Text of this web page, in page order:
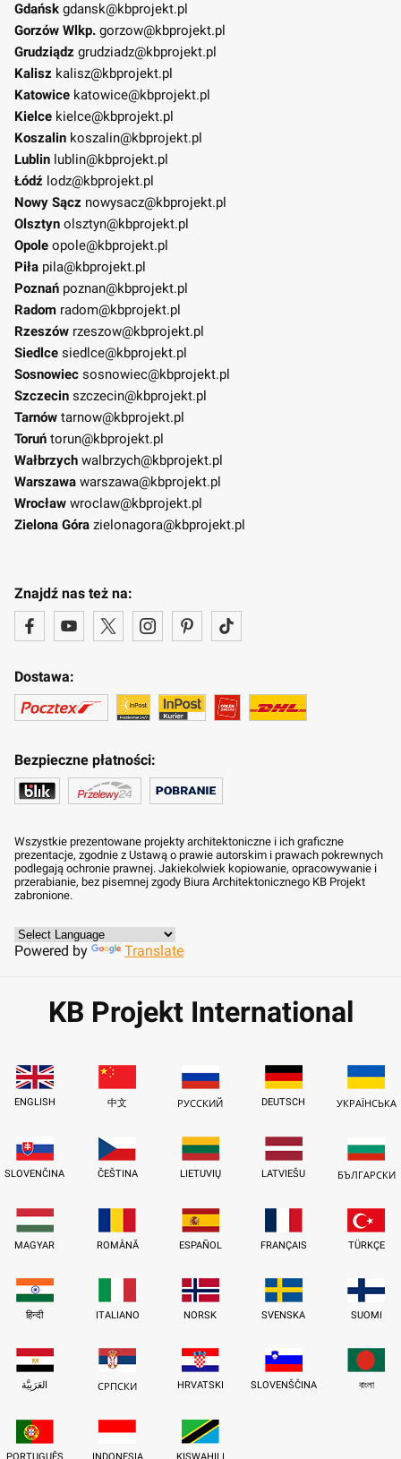
Gdańsk gdansk@kbprojekt.pl
Gorzów Wlkp. gorzow@kbprojekt.pl
Grudziądz grudziadz@kbprojekt.pl
Kalisz kalisz@kbprojekt.pl
Katowice katowice@kbprojekt.pl
Kielce kielce@kbprojekt.pl
Koszalin koszalin@kbprojekt.pl
Lublin lublin@kbprojekt.pl
Łódź lodz@kbprojekt.pl
Nowy Sącz nowysacz@kbprojekt.pl
Olsztyn olsztyn@kbprojekt.pl
Opole opole@kbprojekt.pl
Piła pila@kbprojekt.pl
Poznań poznan@kbprojekt.pl
Radom radom@kbprojekt.pl
Rzeszów rzeszow@kbprojekt.pl
Siedlce siedlce@kbprojekt.pl
Sosnowiec sosnowiec@kbprojekt.pl
Szczecin szczecin@kbprojekt.pl
Tarnów tarnow@kbprojekt.pl
Toruń torun@kbprojekt.pl
Wałbrzych walbrzych@kbprojekt.pl
Warszawa warszawa@kbprojekt.pl
Wrocław wroclaw@kbprojekt.pl
Zielona Góra zielonagora@kbprojekt.pl
Znajdź nas też na:
Dostawa:
Bezpieczne płatności:
Wszystkie prezentowane projekty architektoniczne i ich graficzne
prezentacje, zgodnie z Ustawą o prawie autorskim i prawach pokrewnych
podlegają ochronie prawnej. Jakiekolwiek kopiowanie, opracowywanie i
przerabianie, bez pisemnej zgody Biura Architektonicznego KB Projekt
zabronione.
Powered by Translate
KB Projekt International
ENGLISH 中文 РУССКИЙ DEUTSCH УКРАЇНСЬКА
SLOVENČINA ČEŠTINA LIETUVIŲ LATVIEŠU БЪЛГАРСКИ
MAGYAR ROMÂNĂ ESPAÑOL FRANÇAIS TÜRKÇE
हिन्दी ITALIANO NORSK SVENSKA SUOMI
العَرَبِيَّة СРПСКИ HRVATSKI SLOVENŠČINA বাংলা